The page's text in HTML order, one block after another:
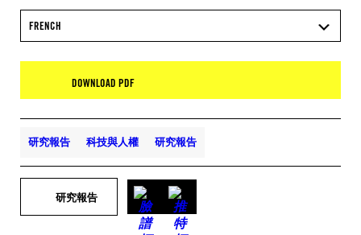
FRENCH
DOWNLOAD PDF
研究報告 科技與人權 研究報告
研究報告